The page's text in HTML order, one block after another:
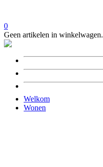
0
Geen artikelen in winkelwagen.
Welkom
Wonen